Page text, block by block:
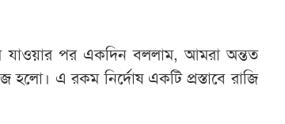
যাওয়ার পর একদিন বললাম, আমরা অন্তত
হলো। এ রকম নির্দোষ একটি প্রস্তাবে রাজি